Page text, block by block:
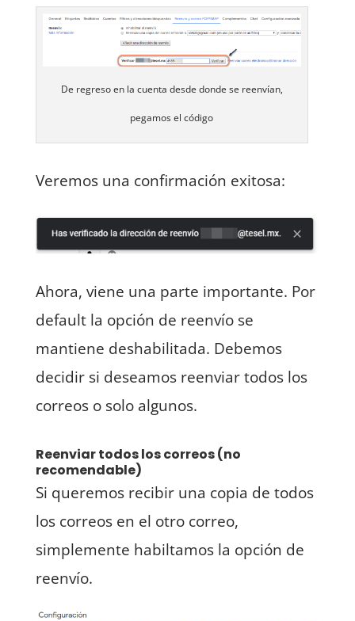
De regreso en la cuenta desde donde se reenvían,
pegamos el código
Veremos una confirmación exitosa:
Ahora, viene una parte importante. Por
default la opción de reenvío se
mantiene deshabilitada. Debemos
decidir si deseamos reenviar todos los
correos o solo algunos.
Reenviar todos los correos (no
recomendable)
Si queremos recibir una copia de todos
los correos en el otro correo,
simplemente habiltamos la opción de
reenvío.